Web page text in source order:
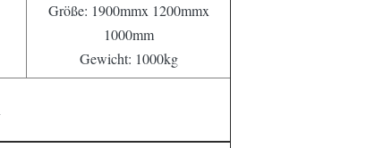
Größe: 1900mmx 1200mmx
1000mm
Gewicht: 1000kg